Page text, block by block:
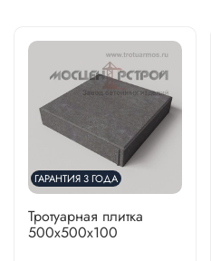
ГАРАНТИЯ 3 ГОДА
Тротуарная плитка
500х500х100